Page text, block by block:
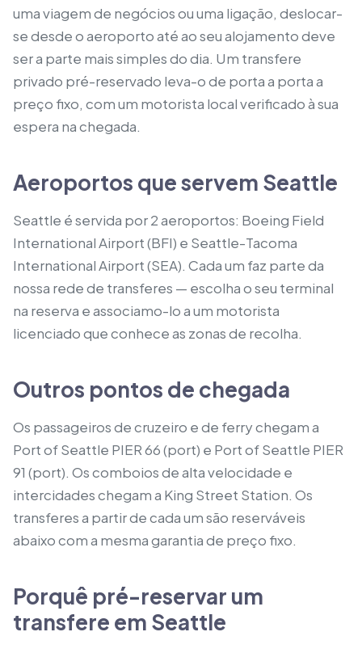
uma viagem de negócios ou uma ligação, deslocar-
se desde o aeroporto até ao seu alojamento deve
ser a parte mais simples do dia. Um transfere
privado pré-reservado leva-o de porta a porta a
preço fixo, com um motorista local verificado à sua
espera na chegada.
Aeroportos que servem Seattle
Seattle é servida por 2 aeroportos: Boeing Field
International Airport (BFI) e Seattle-Tacoma
International Airport (SEA). Cada um faz parte da
nossa rede de transferes — escolha o seu terminal
na reserva e associamo-lo a um motorista
licenciado que conhece as zonas de recolha.
Outros pontos de chegada
Os passageiros de cruzeiro e de ferry chegam a
Port of Seattle PIER 66 (port) e Port of Seattle PIER
91 (port). Os comboios de alta velocidade e
intercidades chegam a King Street Station. Os
transferes a partir de cada um são reserváveis
abaixo com a mesma garantia de preço fixo.
Porquê pré-reservar um
transfere em Seattle